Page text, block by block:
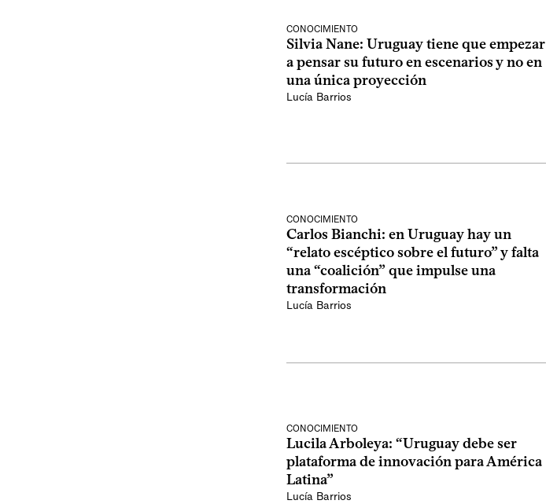
CONOCIMIENTO
Silvia Nane: Uruguay tiene que empezar
a pensar su futuro en escenarios y no en
una única proyección
Lucía Barrios
CONOCIMIENTO
Carlos Bianchi: en Uruguay hay un
“relato escéptico sobre el futuro” y falta
una “coalición” que impulse una
transformación
Lucía Barrios
CONOCIMIENTO
Lucila Arboleya: “Uruguay debe ser
plataforma de innovación para América
Latina”
Lucía Barrios